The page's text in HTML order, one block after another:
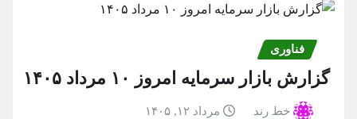
فناوری
گزارش بازار سرمایه امروز ۱۰ مرداد ۱۴۰۵
خط رند مرداد ۱۲, ۱۴۰۵